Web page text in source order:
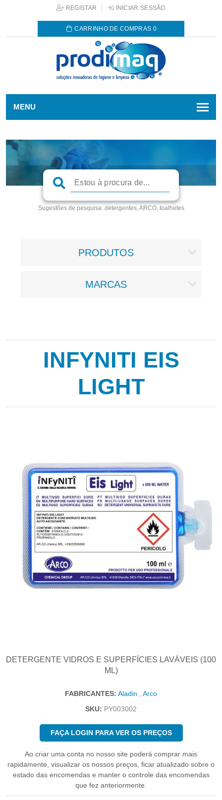
REGISTAR INICIAR SESSÃO
CARRINHO DE COMPRAS 0
MENU
Sugestões de pesquisa:detergentes, ARCO, toalhetes
PRODUTOS
MARCAS
INFYNITI EIS
LIGHT
DETERGENTE VIDROS E SUPERFÍCIES LAVÁVEIS (100
ML)
FABRICANTES: Aladin
Arco
SKU: PY003002
FAÇA LOGIN PARA VER OS PREÇOS
Ao criar uma conta no nosso site poderá comprar mais
rapidamente, visualizar os nossos preços, ficar atualizado sobre o
estado das encomendas e manter o controle das encomendas
que fez anteriormente.